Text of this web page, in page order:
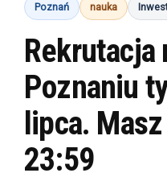
Poznań nauka
Rekrutacja
Poznaniu
lipca.
23:59